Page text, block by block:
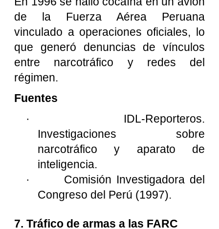
de la Fuerza Aérea Peruana
vinculado a operaciones oficiales, lo
que generó denuncias de vínculos
entre narcotráfico y redes del
régimen.
Fuentes
·
IDL-Reporteros.
Investigaciones sobre
narcotráfico y aparato de
inteligencia.
·
Comisión Investigadora del
Congreso del Perú (1997).
7. Tráfico de armas a las FARC